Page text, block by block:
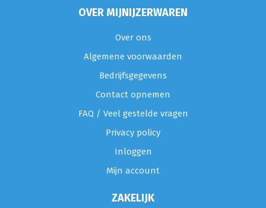
OVER MIJNIJZERWAREN
Over ons
Algemene voorwaarden
Bedrijfsgegevens
Contact opnemen
FAQ / Veel gestelde vragen
Privacy policy
Inloggen
Mijn account
ZAKELIJK